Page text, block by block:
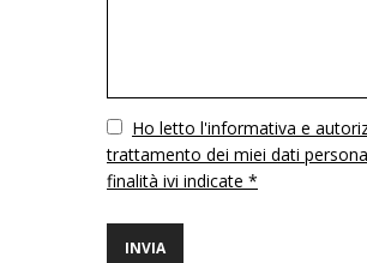
VuotoHo letto l'informativa e
trattamento dei miei dati
finalità ivi indicate *